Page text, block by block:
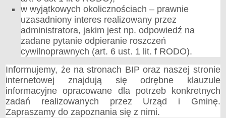
Raporty o oddziaływaniu przedsięwzięcia na środowisko
Strategiczne oceny oddziaływania na środowisko
Analizy, opracowania ekofizjograficzne, wyniki badań i pomiarów
OŚWIATA I KULTURA
Informacje
Zespół Placówek Oświatowych w Lubieniu Kujawskim
Szkoła Podstawowa w Kłóbce
Szkoła Podstawowa w Kaliskach
Szkoła Podstawowa w Kanibrodzie
w wyjątkowych okolicznościach – prawnie
uzasadniony interes realizowany przez
administratora, jakim jest np. odpowiedź na
zadane pytanie odpieranie roszczeń
cywilnoprawnych (art. 6 ust. 1 lit. f RODO).
Informujemy, że na stronach BIP oraz naszej stronie
internetowej znajdują się odrębne klauzule
informacyjne opracowane dla potrzeb konkretnych
zadań realizowanych przez Urząd i Gminę.
Zapraszamy do zapoznania się z nimi.